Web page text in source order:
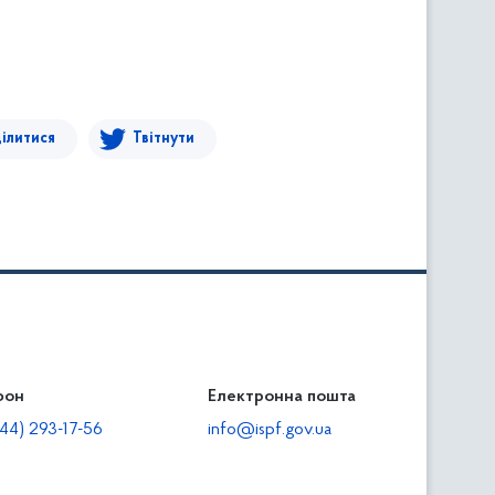
Твітнути
293-17-56
Електронна пошта
info@ispf.gov.ua